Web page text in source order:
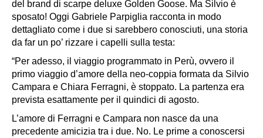
del brand di scarpe deluxe Golden Goose. Ma Silvio è
sposato! Oggi Gabriele Parpiglia racconta in modo
dettagliato come i due si sarebbero conosciuti, una storia
da far un po’ rizzare i capelli sulla testa:
“Per adesso, il viaggio programmato in Perù, ovvero il
primo viaggio d’amore della neo-coppia formata da Silvio
Campara e Chiara Ferragni, è stoppato. La partenza era
prevista esattamente per il quindici di agosto.
L’amore di Ferragni e Campara non nasce da una
precedente amicizia tra i due. No. Le prime a conoscersi